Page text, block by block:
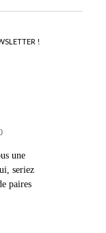
!
une
seriez
paires